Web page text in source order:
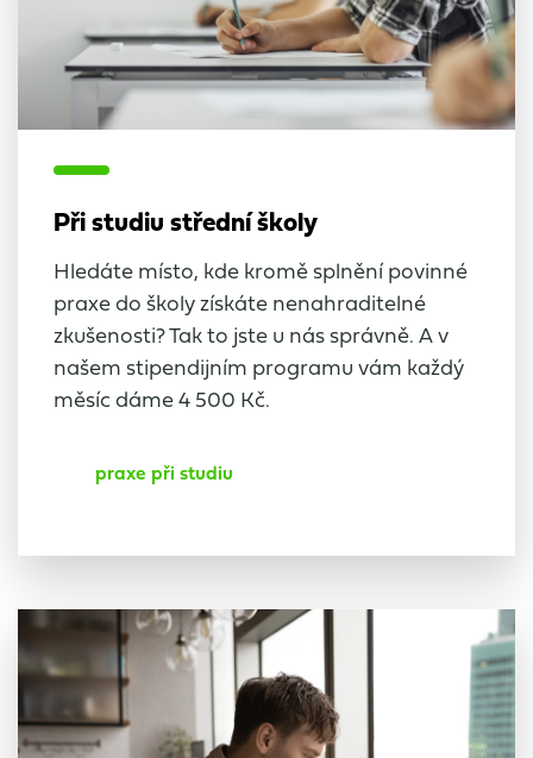
Při studiu střední školy
Hledáte místo, kde kromě splnění povinné
praxe do školy získáte nenahraditelné
zkušenosti? Tak to jste u nás správně. A v
našem stipendijním programu vám každý
měsíc dáme 4 500 Kč.
praxe při studiu